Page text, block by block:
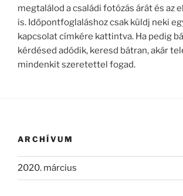
megtalálod a családi fotózás árát és az
is. Időpontfoglaláshoz csak küldj neki
kapcsolat címkére kattintva. Ha pedig
kérdésed adódik, keresd bátran, akár
mindenkit szeretettel fogad.
ARCHÍVUM
2020. március